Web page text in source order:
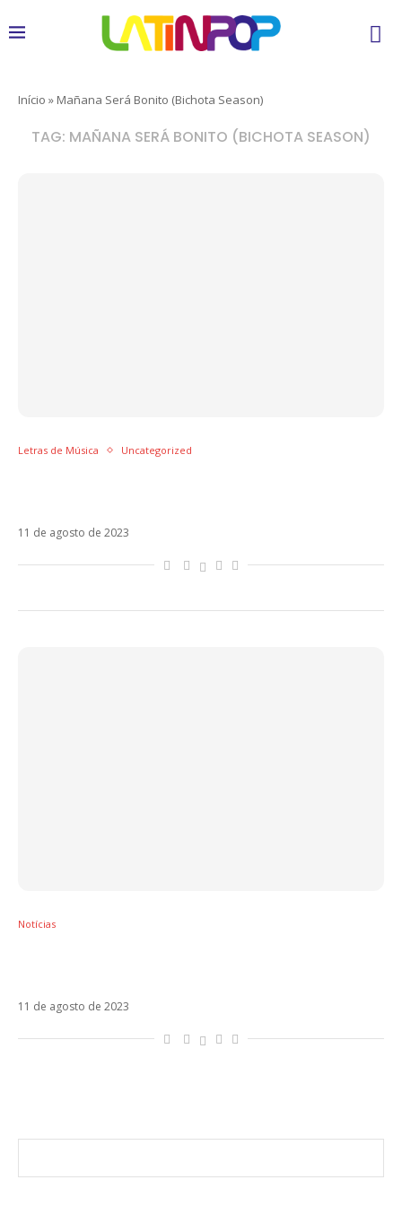
Início » Mañana Será Bonito (Bichota Season)
TAG: MAÑANA SERÁ BONITO (BICHOTA SEASON)
Letras de Música Uncategorized
11 de agosto de 2023
Notícias
11 de agosto de 2023